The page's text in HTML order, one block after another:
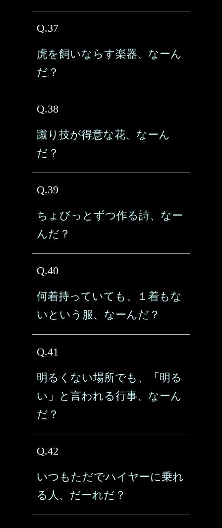
Q.37
虎を飼いならす楽器、なーん
だ？
Q.38
蹴り技が得意な花、なーん
だ？
Q.39
ちょびっとずつ作る詩、なー
んだ？
Q.40
何着持っていても、１着もな
いという服、なーんだ？
Q.41
明るくない場所でも、「明る
い」と言われる行事、なーん
だ？
Q.42
いつもただでハイヤーに乗れ
る人、だーれだ？